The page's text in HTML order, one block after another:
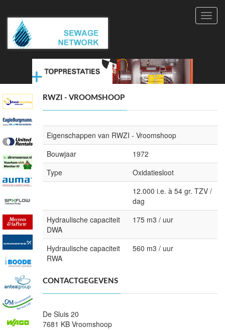
RWZI - VROOMSHOOP
Eigenschappen van RWZI - Vroomshoop
Bouwjaar
1972
Type
Oxidatiesloot
12.000 i.e. à 54 gr. TZV /
dag
Hydraulische capaciteit
DWA
175 m3 / uur
Hydraulische capaciteit
RWA
560 m3 / uur
CONTACTGEGEVENS
De Sluis 20
7681 KB Vroomshoop